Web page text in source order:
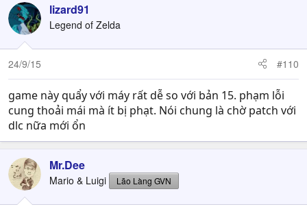
lizard91
Legend of Zelda
24/9/15 #110
game này quẩy với máy rất dễ so với bản 15. phạm lỗi
cung thoải mái mà ít bị phạt. Nói chung là chờ patch với
dlc nữa mới ổn
Mr.Dee
Mario & Luigi Lão Làng GVN